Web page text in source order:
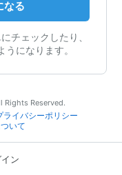
なる
チェックしたり、
になります。
Rights Reserved.
ライバシーポリシー
いて
ン